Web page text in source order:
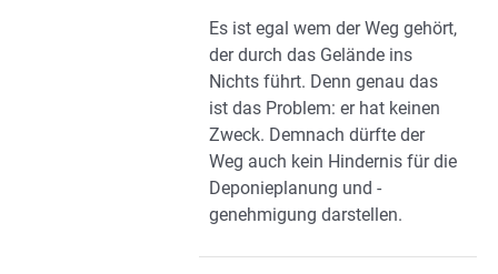
Es ist egal wem der Weg gehört,
der durch das Gelände ins
Nichts führt. Denn genau das
ist das Problem: er hat keinen
Zweck. Demnach dürfte der
Weg auch kein Hindernis für die
Deponieplanung und -
genehmigung darstellen.